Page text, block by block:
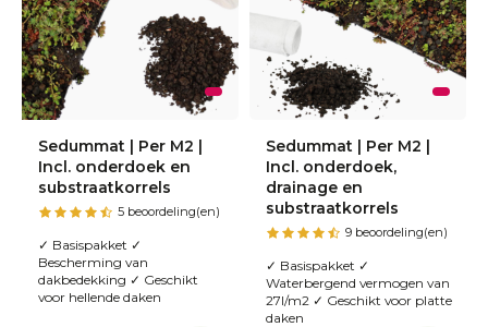
Sedummat | Per M2 |
Incl. onderdoek en
substraatkorrels
5 beoordeling(en)
✓ Basispakket ✓
Bescherming van
dakbedekking ✓ Geschikt
voor hellende daken
Sedummat | Per M2 |
Incl. onderdoek,
drainage en
substraatkorrels
9 beoordeling(en)
✓ Basispakket ✓
Waterbergend vermogen van
27l/m2 ✓ Geschikt voor platte
daken